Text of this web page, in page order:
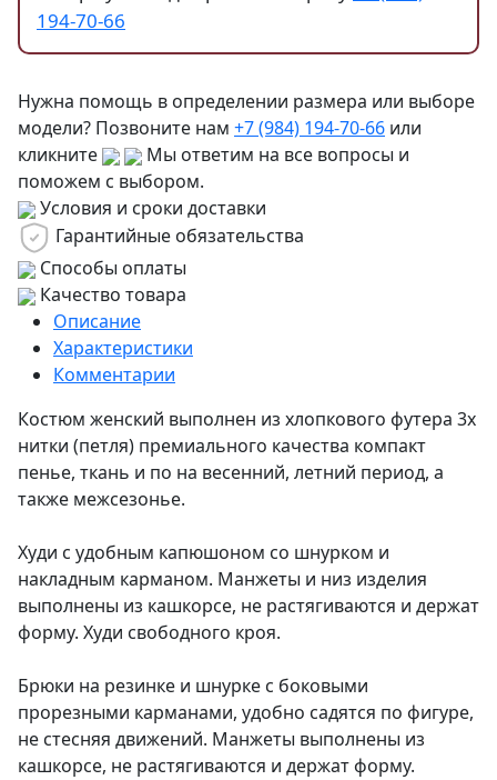
194-70-66
Нужна помощь в определении размера или выборе
модели? Позвоните нам +7 (984) 194-70-66 или
кликните
Мы ответим на все вопросы и
поможем с выбором.
Условия и сроки доставки
Гарантийные обязательства
Способы оплаты
Качество товара
Описание
Характеристики
Комментарии
Костюм женский выполнен из хлопкового футера 3х
нитки (петля) премиального качества компакт
пенье, ткань и по на весенний, летний период, а
также межсезонье.
Худи с удобным капюшоном со шнурком и
накладным карманом. Манжеты и низ изделия
выполнены из кашкорсе, не растягиваются и держат
форму. Худи свободного кроя.
Брюки на резинке и шнурке с боковыми
прорезными карманами, удобно садятся по фигуре,
не стесняя движений. Манжеты выполнены из
кашкорсе, не растягиваются и держат форму.